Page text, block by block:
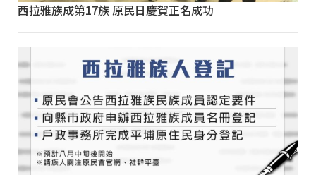
西拉雅族成第17族 原民日慶賀正名成功